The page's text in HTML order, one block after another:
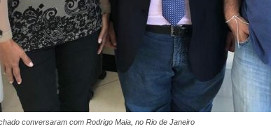
conversaram com Rodrigo Maia, no Rio de Janeiro